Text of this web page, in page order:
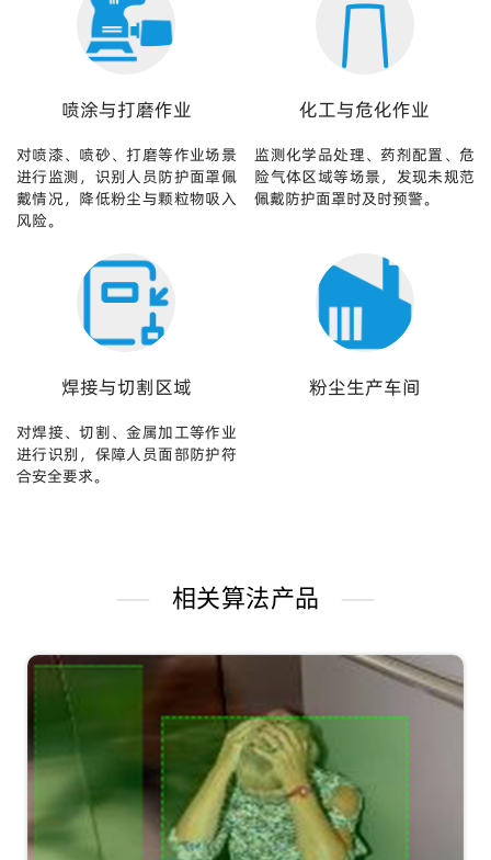
喷涂与打磨作业
对喷漆、喷砂、打磨等作业场景
进行监测，识别人员防护面罩佩
戴情况，降低粉尘与颗粒物吸入
风险。
化工与危化作业
监测化学品处理、药剂配置、危
险气体区域等场景，发现未规范
佩戴防护面罩时及时预警。
焊接与切割区域
对焊接、切割、金属加工等作业
进行识别，保障人员面部防护符
合安全要求。
粉尘生产车间
相关算法产品